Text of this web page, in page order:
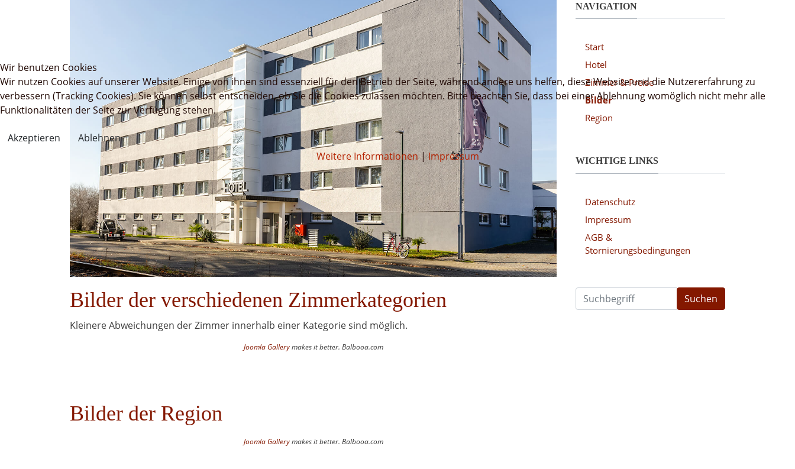
Bilder der verschiedenen Zimmerkategorien
Kleinere Abweichungen der Zimmer innerhalb einer Kategorie sind möglich.
Joomla Gallerymakes it better. Balbooa.com
Bilder der Region
Joomla Gallerymakes it better. Balbooa.com
NAVIGATION
Start
Hotel
Zimmer & Preise
Bilder
Region
WICHTIGE LINKS
Datenschutz
Impressum
AGB &
Stornierungsbedingungen
Suchen
Wir benutzen Cookies
Wir nutzen Cookies auf unserer Website. Einige von ihnen sind essenziell für den Betrieb der Seite, während andere uns helfen, diese Website und die Nutzererfahrung zu
verbessern (Tracking Cookies). Sie können selbst entscheiden, ob Sie die Cookies zulassen möchten. Bitte beachten Sie, dass bei einer Ablehnung womöglich nicht mehr alle
Funktionalitäten der Seite zur Verfügung stehen.
Akzeptieren
Ablehnen
Weitere Informationen|Impressum